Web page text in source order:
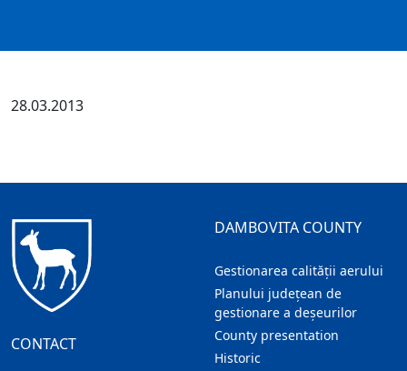
28.03.2013
CONTACT
DAMBOVITA COUNTY
Gestionarea calității aerului
Planului județean de
gestionare a deșeurilor
County presentation
Historic